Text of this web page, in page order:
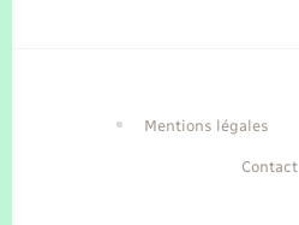
Mentions légales
Contact